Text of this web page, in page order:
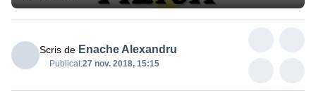
Scris de Enache Alexandru
Publicat:27 nov. 2018, 15:15